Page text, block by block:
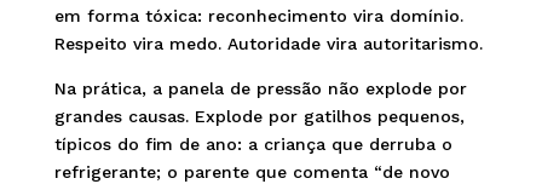
em forma tóxica: reconhecimento vira domínio.
Respeito vira medo. Autoridade vira autoritarismo.
Na prática, a panela de pressão não explode por
grandes causas. Explode por gatilhos pequenos,
típicos do fim de ano: a criança que derruba o
refrigerante; o parente que comenta “de novo